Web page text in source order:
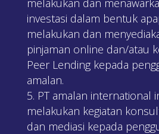
investasi dalam bentuk
melakukan dan
pinjaman online dan/atau
Peer Lending kepada
amalan.
PT amalan international
melakukan kegiatan
dan mediasi kepada